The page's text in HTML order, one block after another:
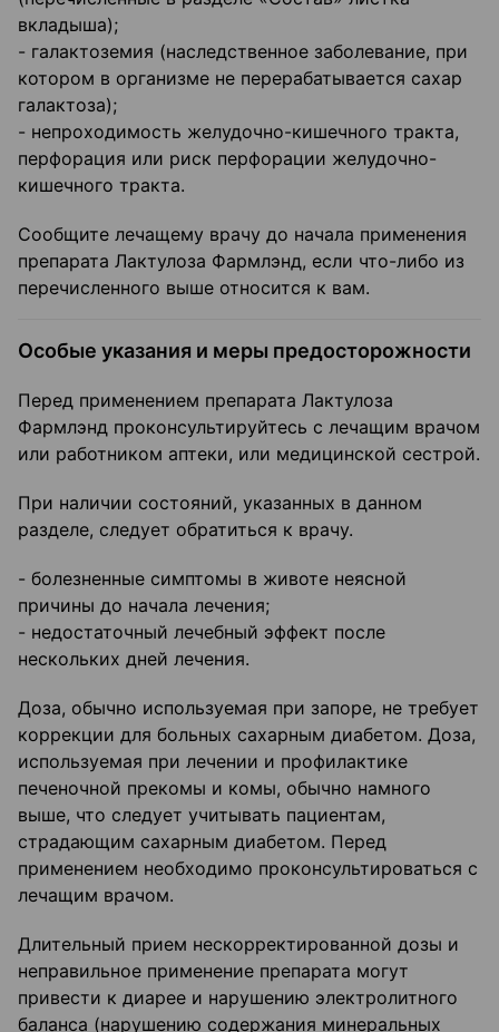
вкладыша);
- галактоземия (наследственное заболевание, при
котором в организме не перерабатывается сахар
галактоза);
- непроходимость желудочно-кишечного тракта,
перфорация или риск перфорации желудочно-
кишечного тракта.
Сообщите лечащему врачу до начала применения
препарата Лактулоза Фармлэнд, если что-либо из
перечисленного выше относится к вам.
Особые указания и меры предосторожности
Перед применением препарата Лактулоза
Фармлэнд проконсультируйтесь с лечащим врачом
или работником аптеки, или медицинской сестрой.
При наличии состояний, указанных в данном
разделе, следует обратиться к врачу.
- болезненные симптомы в животе неясной
причины до начала лечения;
- недостаточный лечебный эффект после
нескольких дней лечения.
Доза, обычно используемая при запоре, не требует
коррекции для больных сахарным диабетом. Доза,
используемая при лечении и профилактике
печеночной прекомы и комы, обычно намного
выше, что следует учитывать пациентам,
страдающим сахарным диабетом. Перед
применением необходимо проконсультироваться с
лечащим врачом.
Длительный прием нескорректированной дозы и
неправильное применение препарата могут
привести к диарее и нарушению электролитного
баланса (нарушению содержания минеральных